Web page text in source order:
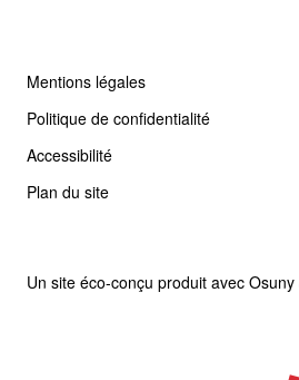
Mentions légales
Politique de confidentialité
Accessibilité
Plan du site
Un site éco-conçu produit avec Osuny